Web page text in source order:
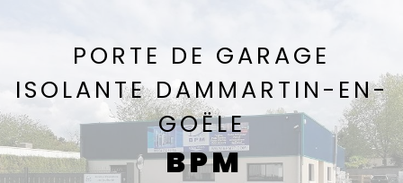
PORTE DE GARAGE
ISOLANTE DAMMARTIN-EN-
GOËLE
BPM